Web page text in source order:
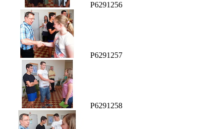
P6291256
P6291257
P6291258